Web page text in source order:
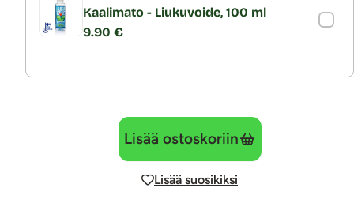
Kaalimato - Liukuvoide, 100 ml
9.90 €
Lisää ostoskoriin
Lisää suosikiksi